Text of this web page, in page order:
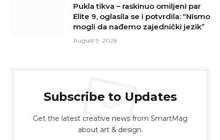
Pukla tikva – raskinuo omiljeni par
Elite 9, oglasila se i potvrdila: “Nismo
mogli da nađemo zajednički jezik”
August 9, 2026
Subscribe to Updates
Get the latest creative news from SmartMag
about art & design.